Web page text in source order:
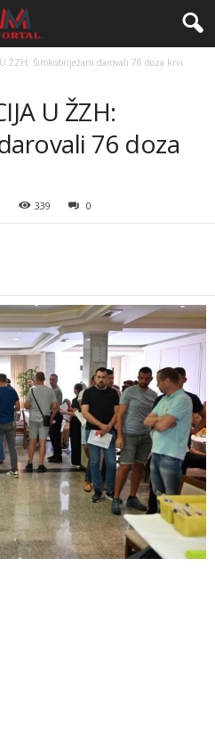
U ŽZH: Širokobriježani darovali 76 doza krvi
U ŽZH:
76 doza
339 0